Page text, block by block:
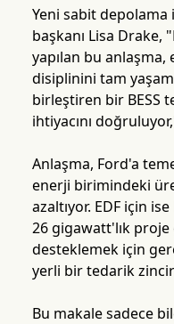
Yeni sabit
başkanı Lisa Drake,
yapılan bu
disiplinini tam
birleştiren bir BESS
ihtiyacını
Anlaşma, Ford'a
enerji birimindeki
azaltıyor. EDF için
26 gigawatt'lık
desteklemek için
yerli bir tedarik
Bu makale sadece